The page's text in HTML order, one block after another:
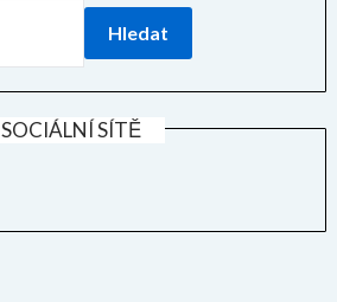
Hledat
SOCIÁLNÍ SÍTĚ